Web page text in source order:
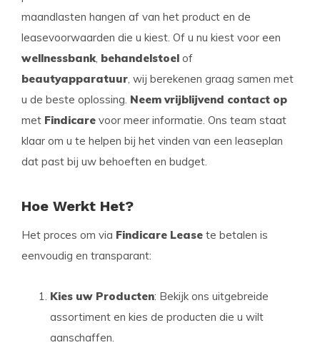
maandlasten hangen af van het product en de
leasevoorwaarden die u kiest. Of u nu kiest voor een
wellnessbank, behandelstoel of
beautyapparatuur, wij berekenen graag samen met
u de beste oplossing. Neem vrijblijvend contact op
met Findicare voor meer informatie. Ons team staat
klaar om u te helpen bij het vinden van een leaseplan
dat past bij uw behoeften en budget.
Hoe Werkt Het?
Het proces om via Findicare Lease te betalen is
eenvoudig en transparant:
Kies uw Producten: Bekijk ons uitgebreide
assortiment en kies de producten die u wilt
aanschaffen.